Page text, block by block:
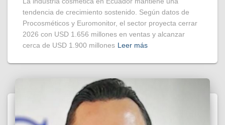
tendencia de crecimiento sostenido. Según datos de
Procosméticos y Euromonitor, el sector proyecta cerrar
2026 con USD 1.656 millones en ventas y alcanzar
cerca de USD 1.900 millones Leer más